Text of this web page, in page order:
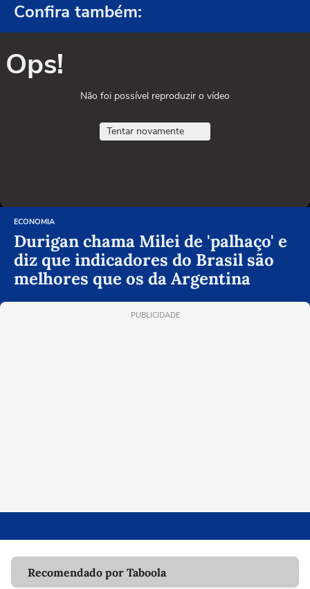
Confira também:
Ops!
Não foi possível reproduzir o vídeo
Tentar novamente
ECONOMIA
Durigan chama Milei de 'palhaço' e
diz que indicadores do Brasil são
melhores que os da Argentina
PUBLICIDADE
Recomendado por Taboola